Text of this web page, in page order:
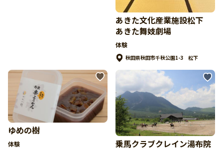
あきた文化産業施設松下
あきた舞妓劇場
体験
秋田県秋田市千秋公園1-3 松下
ゆめの樹
体験 乗馬クラブクレイン湯布院